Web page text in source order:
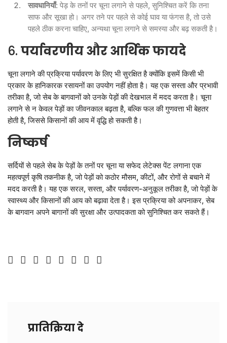
सावधानियाँ: पेड़ के तनों पर चूना लगाने से पहले, सुनिश्चित करें कि तना
साफ और सूखा हो। अगर तने पर पहले से कोई घाव या फंगस है, तो उसे
पहले ठीक करना चाहिए, अन्यथा चूना लगाने से समस्या और बढ़ सकती है।
6. पर्यावरणीय और आर्थिक फायदे
चूना लगाने की प्रक्रिया पर्यावरण के लिए भी सुरक्षित है क्योंकि इसमें किसी भी
प्रकार के हानिकारक रसायनों का उपयोग नहीं होता है। यह एक सस्ता और प्रभावी
तरीका है, जो सेब के बागवानों को उनके पेड़ों की देखभाल में मदद करता है। चूना
लगाने से न केवल पेड़ों का जीवनकाल बढ़ता है, बल्कि फल की गुणवत्ता भी बेहतर
होती है, जिससे किसानों की आय में वृद्धि हो सकती है।
निष्कर्ष
सर्दियों से पहले सेब के पेड़ों के तनों पर चूना या सफेद लेटेक्स पेंट लगाना एक
महत्वपूर्ण कृषि तकनीक है, जो पेड़ों को कठोर मौसम, कीटों, और रोगों से बचाने में
मदद करती है। यह एक सरल, सस्ता, और पर्यावरण-अनुकूल तरीका है, जो पेड़ों के
स्वास्थ्य और किसानों की आय को बढ़ावा देता है। इस प्रक्रिया को अपनाकर, सेब
के बागवान अपने बागानों की सुरक्षा और उत्पादकता को सुनिश्चित कर सकते हैं।
प्रातिक्रिया दे